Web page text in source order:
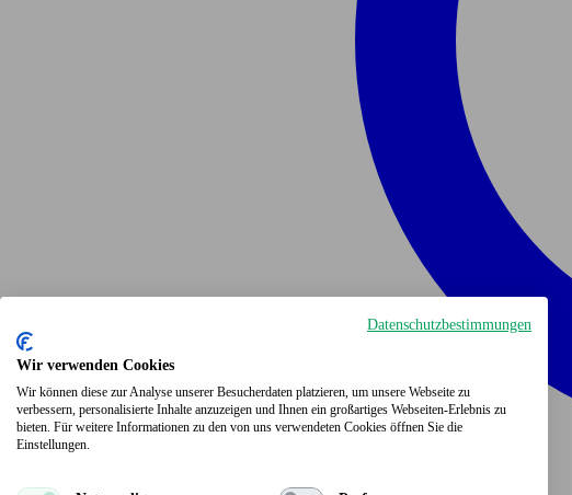
Datenschutzbestimmungen
Wir verwenden Cookies
Wir können diese zur Analyse unserer Besucherdaten platzieren, um unsere Webseite zu
verbessern, personalisierte Inhalte anzuzeigen und Ihnen ein großartiges Webseiten-Erlebnis zu
bieten. Für weitere Informationen zu den von uns verwendeten Cookies öffnen Sie die
Einstellungen.